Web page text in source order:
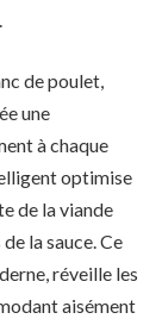
de poulet,
une
à chaque
optimise
de la viande
la sauce. Ce
réveille les
aisément